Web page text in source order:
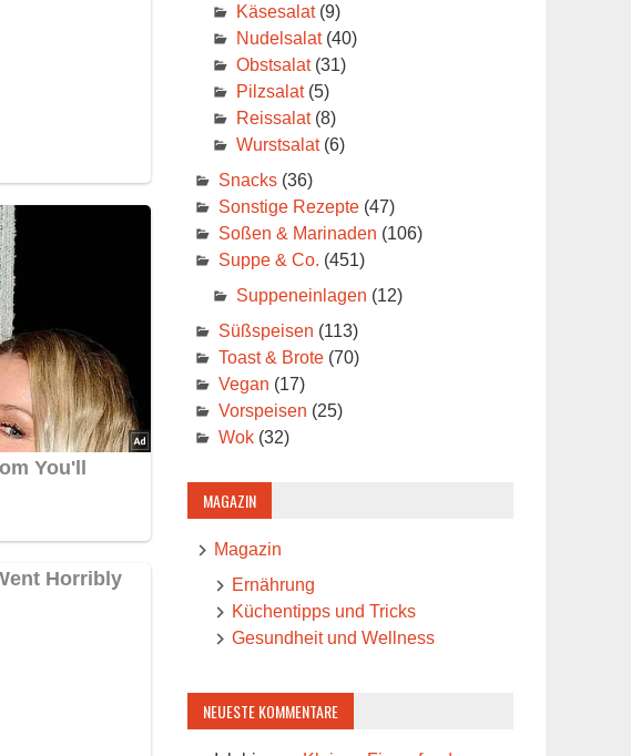
Käsesalat(9)
Nudelsalat(40)
Obstsalat(31)
Pilzsalat(5)
Reissalat(8)
Wurstsalat(6)
Snacks(36)
Sonstige Rezepte(47)
Soßen & Marinaden (106)
Suppe & Co. (451)
Suppeneinlagen (12)
Süßspeisen (113)
Toast & Brote(70)
Vegan (17)
Vorspeisen (25)
Wok(32)
MAGAZIN
Magazin
Ernährung
Küchentipps und Tricks
Gesundheit und Wellness
NEUESTE KOMMENTARE